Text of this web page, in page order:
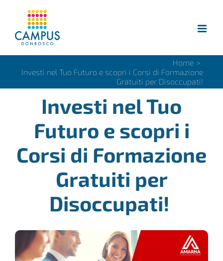
contenuto
Home >
Investi nel Tuo Futuro e scopri i Corsi di Formazione
Gratuiti per Disoccupati!
Investi nel Tuo
Futuro e scopri i
Corsi di Formazione
Gratuiti per
Disoccupati!